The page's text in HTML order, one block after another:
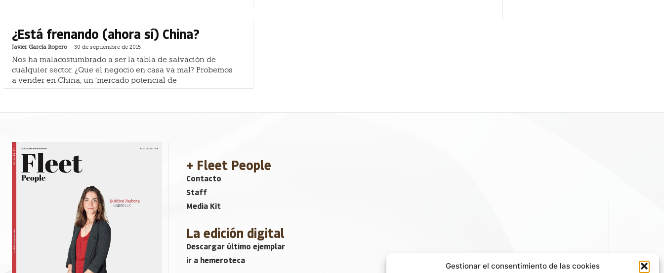
Gestionar el consentimiento de las cookies
¿Está frenando (ahora sí) China?
Javier García Ropero - 30 de septiembre de 2015
Nos ha malacostumbrado a ser la tabla de salvación de
cualquier sector. ¿Que el negocio en casa va mal? Probemos
a vender en China, un ‘mercado potencial de
+ Fleet People
Contacto
Staff
Media Kit
La edición digital
Descargar último ejemplar
ir a hemeroteca